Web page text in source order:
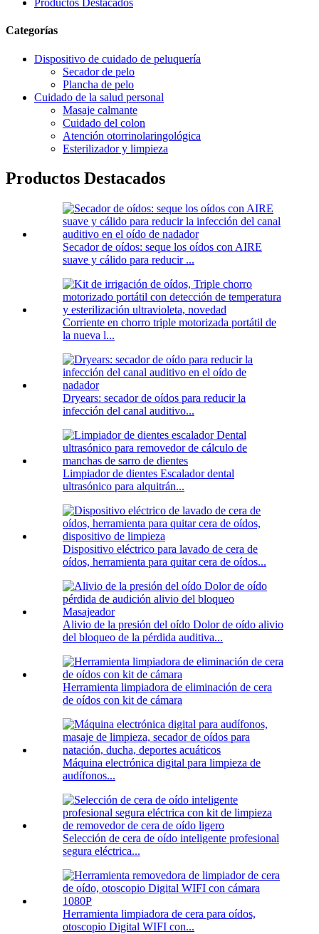
Productos Destacados
Categorías
Dispositivo de cuidado de peluquería
Secador de pelo
Plancha de pelo
Cuidado de la salud personal
Masaje calmante
Cuidado del colon
Atención otorrinolaringológica
Esterilizador y limpieza
Productos Destacados
Secador de oídos: seque los oídos con AIRE
suave y cálido para reducir ...
Corriente en chorro triple motorizada portátil de
la nueva l...
Dryears: secador de oídos para reducir la
infección del canal auditivo...
Limpiador de dientes Escalador dental
ultrasónico para alquitrán...
Dispositivo eléctrico para lavado de cera de
oídos, herramienta para quitar cera de oídos...
Alivio de la presión del oído Dolor de oído alivio
del bloqueo de la pérdida auditiva...
Herramienta limpiadora de eliminación de cera
de oídos con kit de cámara
Máquina electrónica digital para limpieza de
audífonos...
Selección de cera de oído inteligente profesional
segura eléctrica...
Herramienta limpiadora de cera para oídos,
otoscopio Digital WIFI con...